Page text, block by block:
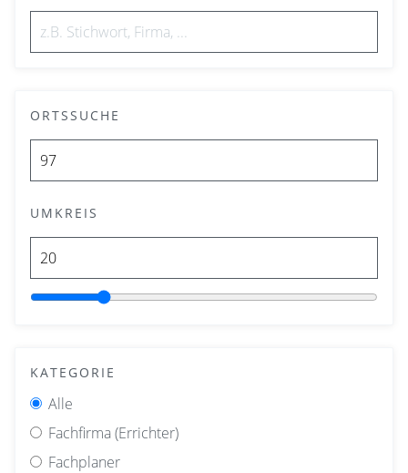
ORTSSUCHE
UMKREIS
KATEGORIE
Alle
Fachfirma (Errichter)
Fachplaner